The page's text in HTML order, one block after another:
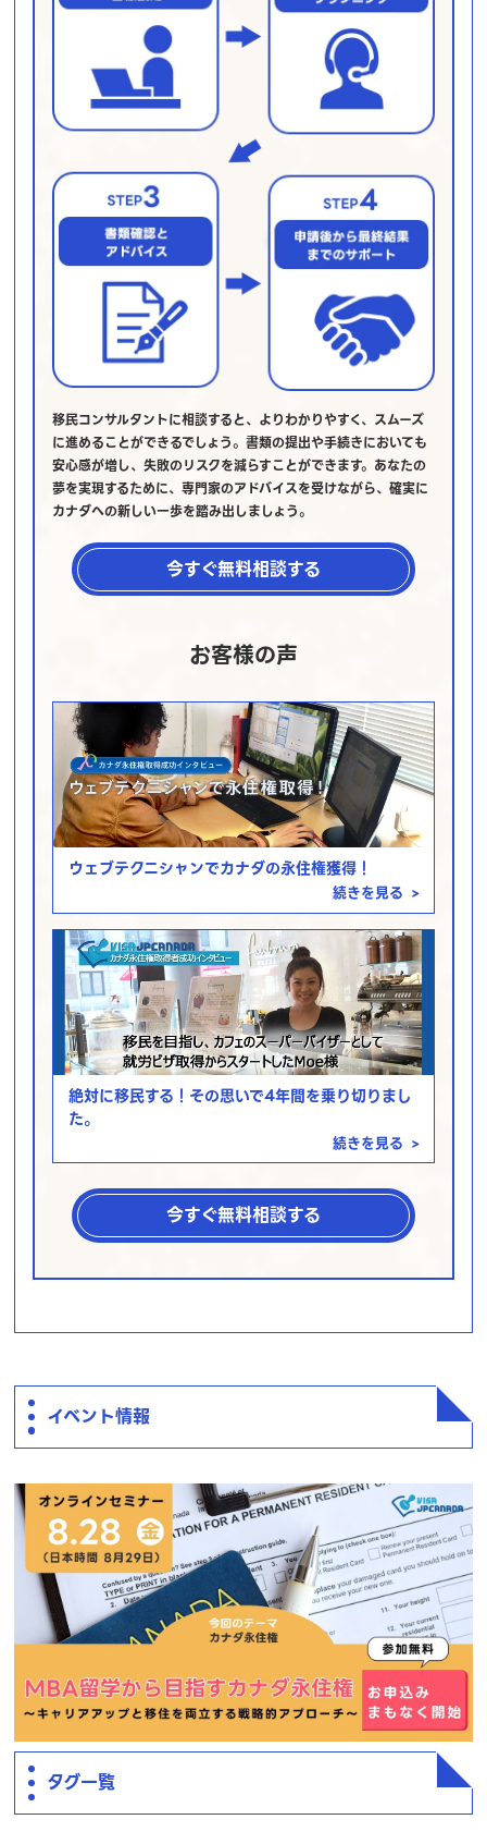
移民コンサルタントに相談すると、よりわかりやすく、スムーズ
に進めることができるでしょう。書類の提出や手続きにおいても
安心感が増し、失敗のリスクを減らすことができます。あなたの
夢を実現するために、専門家のアドバイスを受けながら、確実に
カナダへの新しい一歩を踏み出しましょう。
今すぐ無料相談する
お客様の声
ウェブテクニシャンでカナダの永住権獲得！
続きを見る >
絶対に移民する！その思いで4年間を乗り切りまし
た。
続きを見る >
今すぐ無料相談する
イベント情報
タグ一覧